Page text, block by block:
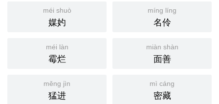
méi shuò
媒妁
míng líng
名伶
méi làn
霉烂
miàn shàn
面善
měng jìn
猛进
mì cáng
密藏